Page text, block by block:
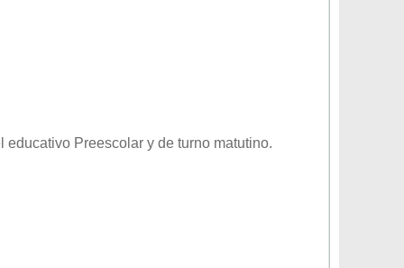
educativo Preescolar y de turno matutino.